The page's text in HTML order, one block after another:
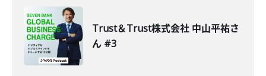
Trust＆Trust株式会社 中山平祐さ
ん #3